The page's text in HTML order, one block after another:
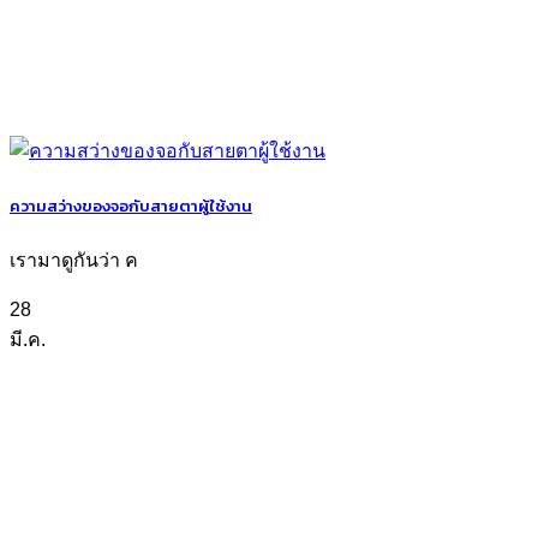
ความสว่างของจอกับสายตาผู้ใช้งาน
เรามาดูกันว่า ค
28
มี.ค.